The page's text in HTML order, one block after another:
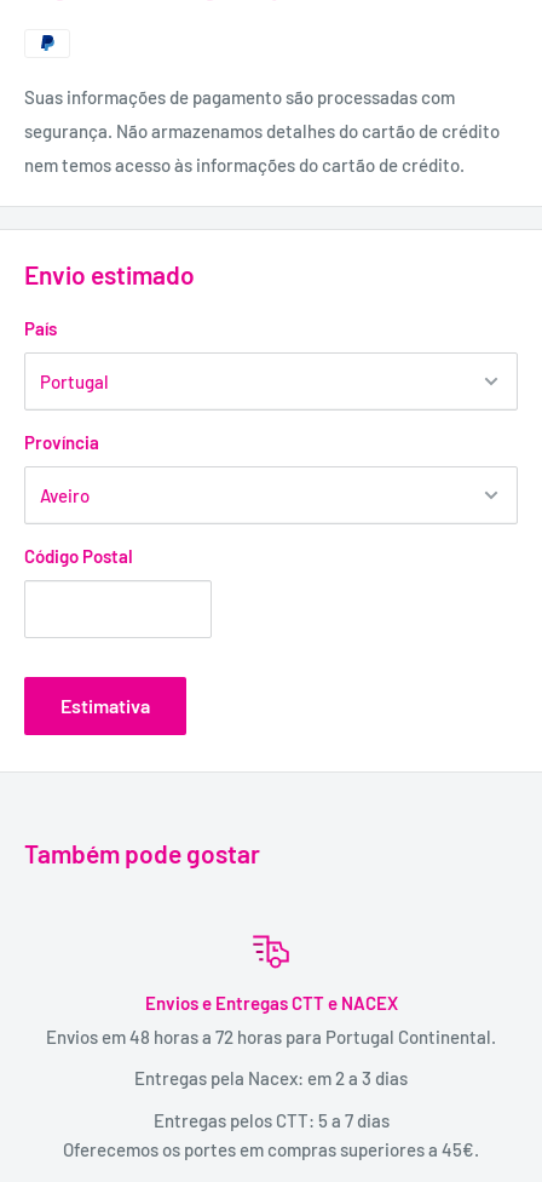
Suas informações de pagamento são processadas com
segurança. Não armazenamos detalhes do cartão de crédito
nem temos acesso às informações do cartão de crédito.
Envio estimado
País
Província
Código Postal
Estimativa
Também pode gostar
Envios e Entregas CTT e NACEX
Envios em 48 horas a 72 horas para Portugal Continental.
Entregas pela Nacex: em 2 a 3 dias
Entregas pelos CTT: 5 a 7 dias
Oferecemos os portes em compras superiores a 45€.